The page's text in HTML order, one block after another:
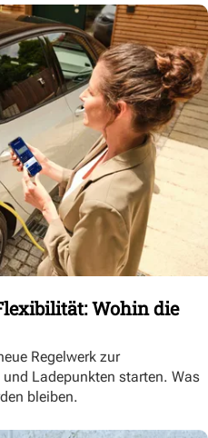
Wohin die
Regelwerk zur
Ladepunkten starten. Was
bleiben.